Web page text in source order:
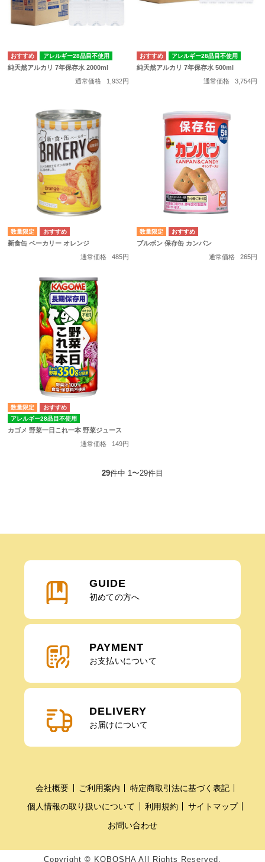
アレルギー28品目不使用
純天然アルカリ 7年保存水 2000ml
通常価格
1,932円
アレルギー28品目不使用
純天然アルカリ 7年保存水 500ml
通常価格
3,754円
数量限定
新食缶 ベーカリー オレンジ
通常価格
485円
数量限定
ブルボン 保存缶 カンパン
通常価格
265円
数量限定
アレルギー28品目不使用
カゴメ 野菜一日これ一本 野菜ジュース
通常価格
149円
29件中 1〜29件目
GUIDE
初めての方へ
PAYMENT
お支払いについて
DELIVERY
お届けについて
会社概要 ご利用案内
特定商取引法に基づく表記
個人情報の取り扱いについて
利用規約
サイトマップ
お問い合わせ
Copyright © KOBOSHA All Rights Reserved.